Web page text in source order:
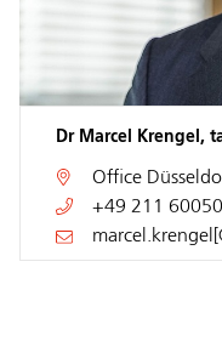
Dr Marcel Krengel,
Office
+49 211